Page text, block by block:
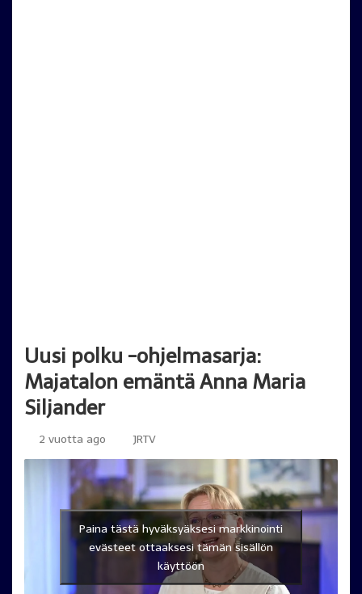
Uusi polku -ohjelmasarja:
Majatalon emäntä Anna Maria
Siljander
2 vuotta ago JRTV
Paina tästä hyväksyäksesi markkinointi
evästeet ottaaksesi tämän sisällön
käyttöön